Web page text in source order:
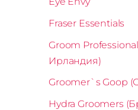
Fraser Essentials
Groom
Ирландия)
Groomer`s Goop
Hydra Groomers